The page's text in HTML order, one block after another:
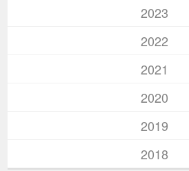
2023
2022
2021
2020
2019
2018